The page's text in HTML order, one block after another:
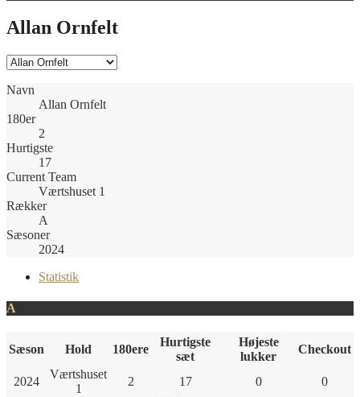
Allan Ornfelt
Navn
Allan Ornfelt
180er
2
Hurtigste
17
Current Team
Værtshuset 1
Rækker
A
Sæsoner
2024
Statistik
A
Sæson Hold 180ere
Hurtigste
sæt
Højeste
lukker
Checkout
2024
Værtshuset
1
2 17 0
0